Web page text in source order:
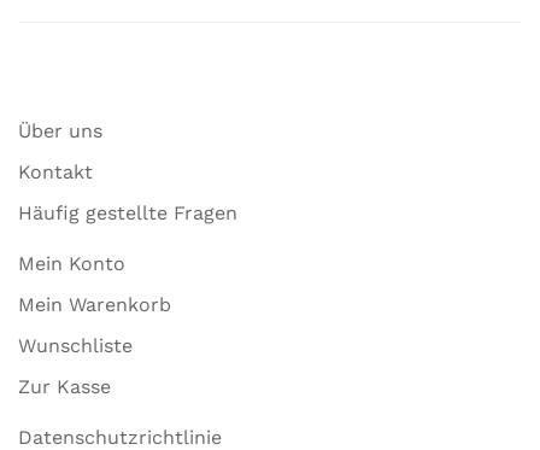
Über uns
Kontakt
Häufig gestellte Fragen
Mein Konto
Mein Warenkorb
Wunschliste
Zur Kasse
Datenschutzrichtlinie